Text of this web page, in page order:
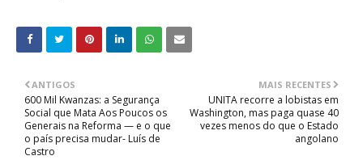
MAIS RECENTES
UNITA recorre a lobistas em
Washington, mas paga quase 40
vezes menos do que o Estado
angolano
ANTIGOS
600 Mil Kwanzas: a Segurança
Social que Mata Aos Poucos os
Generais na Reforma — e o que
o país precisa mudar- Luís de
Castro